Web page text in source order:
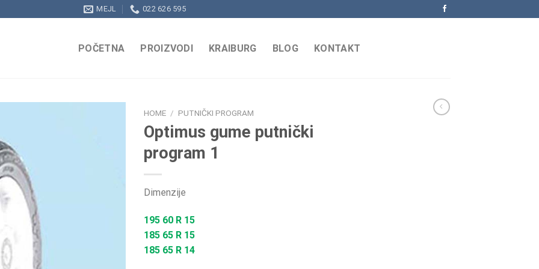
MEJL 022 626 595
POČETNA PROIZVODI KRAIBURG BLOG KONTAKT
HOME / PUTNIČKI PROGRAM
Optimus gume putnički
program 1
Dimenzije
195 60 R 15
185 65 R 15
185 65 R 14